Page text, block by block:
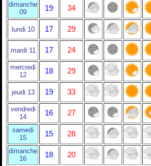
dimanche
09
19 34
lundi 10 17 29
mardi 11 17 24
mercredi
12
18 29
jeudi 13 19 33
vendredi
14
16 27
samedi
15
15 28
dimanche
16
18
20